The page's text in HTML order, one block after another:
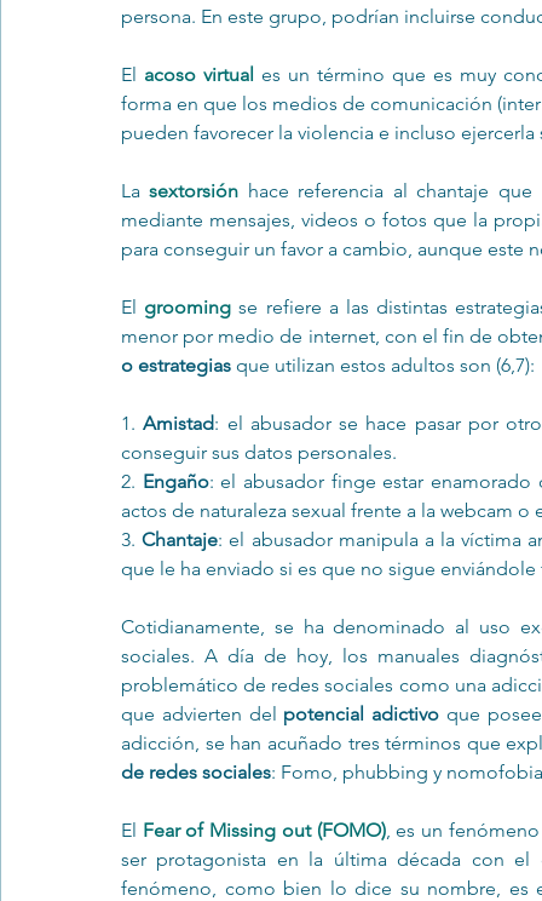
persona. En este grupo, podrían incluirse
El acoso virtual es un término que es muy
forma en que los medios de comunicación
pueden favorecer la violencia e incluso
La sextorsión hace referencia al chantaje
mediante mensajes, videos o fotos que la
para conseguir un favor a cambio, aunque este
El grooming se refiere a las distintas
menor por medio de internet, con el fin de
o estrategias que utilizan estos adultos son (6,7):
1. Amistad: el abusador se hace pasar por
conseguir sus datos personales.
2. Engaño: el abusador finge estar
actos de naturaleza sexual frente a la webcam
3. Chantaje: el abusador manipula a la víctima
que le ha enviado si es que no sigue
Cotidianamente, se ha denominado al uso
sociales. A día de hoy, los manuales
problemático de redes sociales como una
que advierten del potencial adictivo que
adicción, se han acuñado tres términos que
de redes sociales: Fomo, phubbing y
El Fear of Missing out (FOMO), es un
ser protagonista en la última década con el
fenómeno, como bien lo dice su nombre, es